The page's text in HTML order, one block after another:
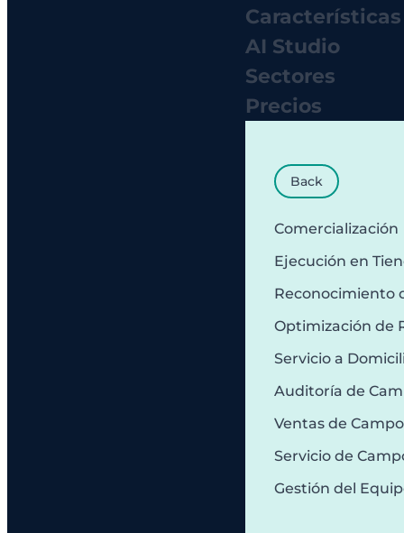
Características
AI Studio
Sectores
Precios
Back
Comercialización
Ejecución en
Reconocimiento
Optimización de
Servicio a
Auditoría de
Ventas de Campo
Servicio de
Gestión del